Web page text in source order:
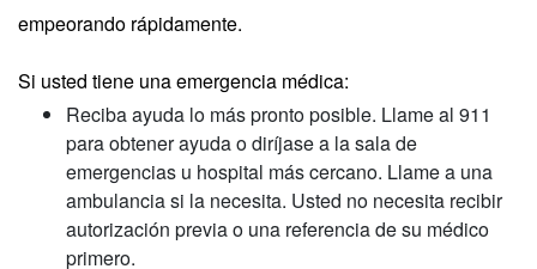
empeorando rápidamente.
Si usted tiene una emergencia médica:
Reciba ayuda lo más pronto posible. Llame al 911
para obtener ayuda o diríjase a la sala de
emergencias u hospital más cercano. Llame a una
ambulancia si la necesita. Usted no necesita recibir
autorización previa o una referencia de su médico
primero.